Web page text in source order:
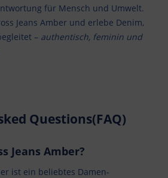
für Mensch und Umwelt.
Jeans Amber und erlebe Denim,
– authentisch, feminin und
Questions(FAQ)
Jeans Amber?
ist ein beliebtes Damen-